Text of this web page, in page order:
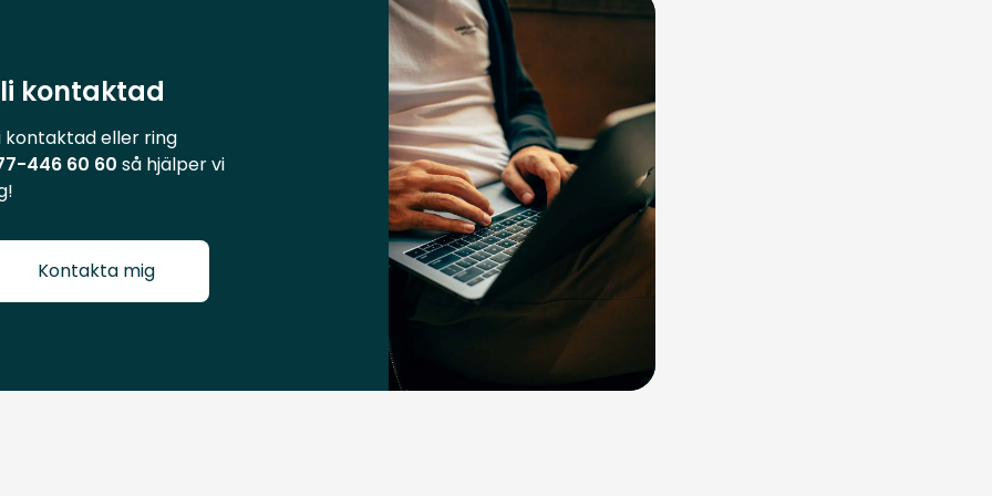
kontaktad
kontaktad eller ring
446 60 60 så hjälper vi
Kontakta mig